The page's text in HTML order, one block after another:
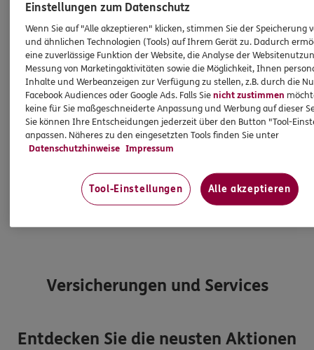
Gut absichern & doppelt gewinnen
Sichern Sie sich mit Ihrem Online-Abschluss bei
ERGO die Chance auf besondere
Fußballmomente: Wir verlosen 2 x 2 Tickets für
das UEFA Nations-League-Spiel der DFB-Männer-
Nationalmannschaft Deutschland gegen Serbien
am 01. Oktober 2026 in München.
Abschließen und gewinnen
Teilnahmebedingungen
Versicherungen und Services
Entdecken Sie die neusten Aktionen
Einstellungen zum Datenschutz
Wenn Sie auf "Alle akzeptieren" klicken, stimmen Sie der Speicherung
und ähnlichen Technologien (Tools) auf Ihrem Gerät zu. Dadurch
eine zuverlässige Funktion der Website, die Analyse der
Messung von Marketingaktivitäten sowie die Möglichkeit, Ihnen
Inhalte und Werbeanzeigen zur Verfügung zu stellen, z.B. durch die
Facebook Audiences oder Google Ads. Falls Sienicht zustimmen
keine für Sie maßgeschneiderte Anpassung und Werbung auf dieser
Sie können Ihre Entscheidungen jederzeit über den Button "Tool-
anpassen. Näheres zu den eingesetzten Tools finden Sie unter
Datenschutzhinweise Impressum
Tool-Einstellungen Alle akzeptieren